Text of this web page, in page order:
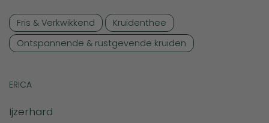
Fris & Verkwikkend
Kruidenthee
Ontspannende & rustgevende kruiden
ERICA
Ijzerhard